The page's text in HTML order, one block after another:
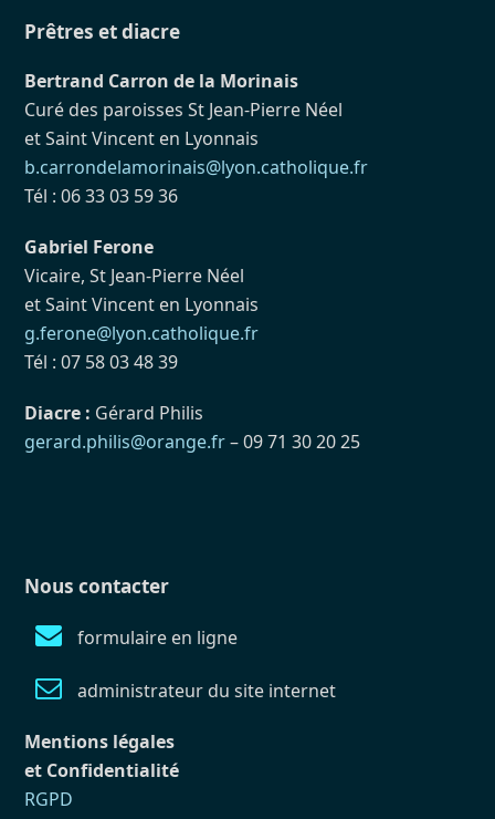
Prêtres et diacre
Bertrand Carron de la Morinais
Curé des paroisses St Jean-Pierre Néel
et Saint Vincent en Lyonnais
b.carrondelamorinais@lyon.catholique.fr
Tél : 06 33 03 59 36
Gabriel Ferone
Vicaire, St Jean-Pierre Néel
et Saint Vincent en Lyonnais
g.ferone@lyon.catholique.fr
Tél : 07 58 03 48 39
Diacre : Gérard Philis
gerard.philis@orange.fr– 09 71 30 20 25
Nous contacter
formulaire en ligne
administrateur du site internet
Mentions légales
et Confidentialité
RGPD